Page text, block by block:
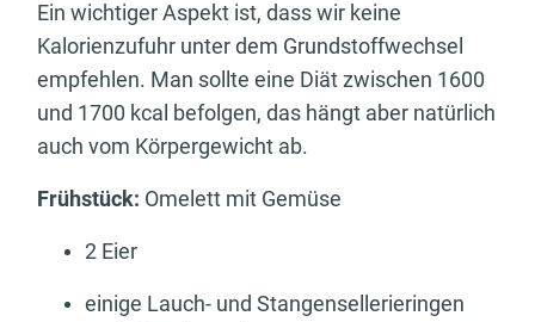
Ein wichtiger Aspekt ist, dass wir keine
Kalorienzufuhr unter dem Grundstoffwechsel
empfehlen. Man sollte eine Diät zwischen 1600
und 1700 kcal befolgen, das hängt aber natürlich
auch vom Körpergewicht ab.
Frühstück: Omelett mit Gemüse
2 Eier
einige Lauch- und Stangensellerieringen